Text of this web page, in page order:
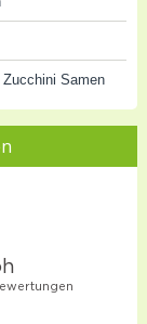
Samen